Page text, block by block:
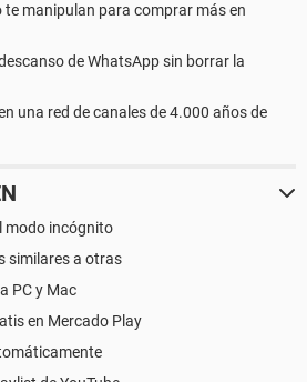
te manipulan para comprar más en
de WhatsApp sin borrar la
una red de canales de 4.000 años de
modo incógnito
similares a otras
PC y Mac
en Mercado Play